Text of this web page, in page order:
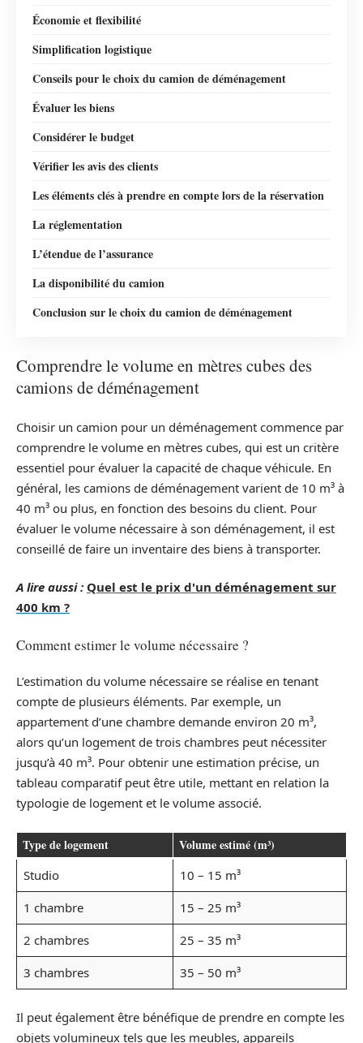
Économie et flexibilité
Simplification logistique
Conseils pour le choix du camion de déménagement
Évaluer les biens
Considérer le budget
Vérifier les avis des clients
Les éléments clés à prendre en compte lors de la réservation
La réglementation
L’étendue de l’assurance
La disponibilité du camion
Conclusion sur le choix du camion de déménagement
Comprendre le volume en mètres cubes des
camions de déménagement
Choisir un camion pour un déménagement commence par
comprendre le volume en mètres cubes, qui est un critère
essentiel pour évaluer la capacité de chaque véhicule. En
général, les camions de déménagement varient de 10 m³ à
40 m³ ou plus, en fonction des besoins du client. Pour
évaluer le volume nécessaire à son déménagement, il est
conseillé de faire un inventaire des biens à transporter.
A lire aussi : Quel est le prix d'un déménagement sur
400 km ?
Comment estimer le volume nécessaire ?
L’estimation du volume nécessaire se réalise en tenant
compte de plusieurs éléments. Par exemple, un
appartement d’une chambre demande environ 20 m³,
alors qu’un logement de trois chambres peut nécessiter
jusqu’à 40 m³. Pour obtenir une estimation précise, un
tableau comparatif peut être utile, mettant en relation la
typologie de logement et le volume associé.
Type de logement Volume estimé (m³)
Studio
10 – 15 m³
1 chambre
15 – 25 m³
2 chambres
25 – 35 m³
3 chambres
35 – 50 m³
Il peut également être bénéfique de prendre en compte les
objets volumineux tels que les meubles, appareils